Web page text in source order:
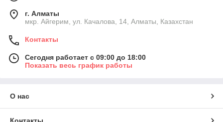
г. Алматы
мкр. Айгерим, ул. Качалова, 14, Алматы, Казахстан
Контакты
Сегодня работает с 09:00 до 18:00
Показать весь график работы
О нас
Контакты